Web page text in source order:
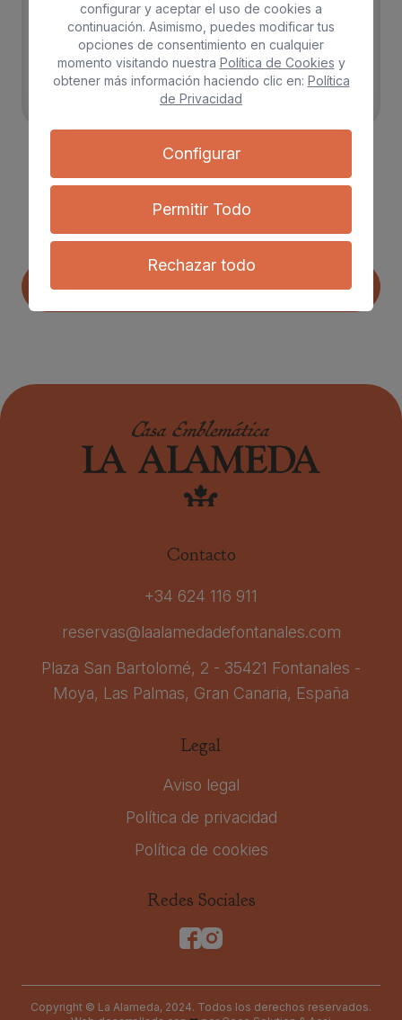
Acepto el envio de Newsletters con fines comerciales
Acepto lascondiciones generalesyla política de privacidad
He leído y acepto la información sobre protección de datos
Enviar
Contacto
+34 624 116 911
reservas@laalamedadefontanales.com
Plaza San Bartolomé, 2 - 35421 Fontanales -
Moya, Las Palmas, Gran Canaria, España
Legal
Aviso legal
Política de privacidad
Política de cookies
Redes Sociales
Copyright © La Alameda, 2024. Todos los derechos reservados.
configurar y aceptar el uso de cookies a
continuación. Asimismo, puedes modificar tus
opciones de consentimiento en cualquier
momento visitando nuestra Política de Cookies y
obtener más información haciendo clic en: Política
de Privacidad
Configurar
Permitir Todo
Rechazar todo